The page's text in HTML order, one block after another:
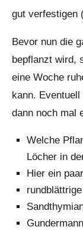
gut verfestigen
Bevor nun die
bepflanzt wird,
eine Woche
kann.
dann noch mal
Welche
Löcher in
Hier ein
Gundermann